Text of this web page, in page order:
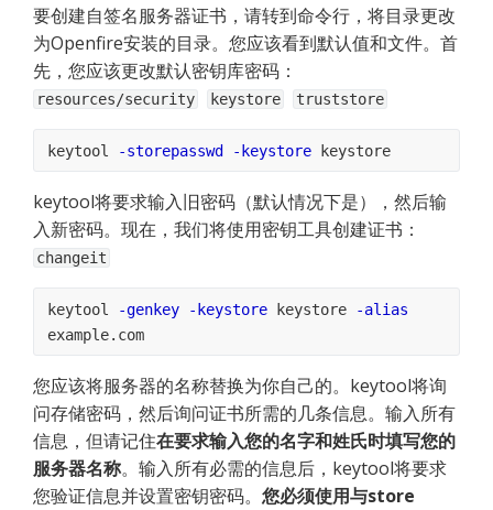
要创建自签名服务器证书，请转到命令行，将目录更改
为Openfire安装的目录。您应该看到默认值和文件。首
先，您应该更改默认密钥库密码：
resources/security keystore truststore
keytool -storepasswd -keystore keystore
keytool将要求输入旧密码（默认情况下是），然后输
changeit
keytool -genkey -keystore keystore
-alias
example.com
您应该将服务器的名称替换为你自己的。keytool将询
问存储密码，然后询问证书所需的几条信息。输入所有
信息，但请记住在要求输入您的名字和姓氏时填写您的
服务器名称。输入所有必需的信息后，keytool将要求
您验证信息并设置密钥密码。 您必须使用与store